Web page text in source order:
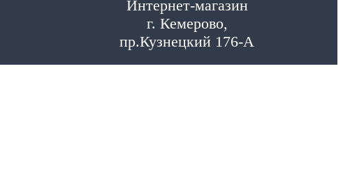
Интернет-магазин
г. Кемерово,
пр.Кузнецкий 176-А